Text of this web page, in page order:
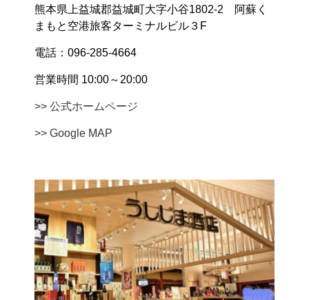
熊本県上益城郡益城町大字小谷1802-2 阿蘇く
まもと空港旅客ターミナルビル３F
電話：096-285-4664
営業時間 10:00～20:00
>> 公式ホームページ
>> Google MAP